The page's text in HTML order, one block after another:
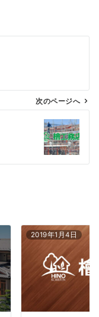
次のページへ
2019年1月4日